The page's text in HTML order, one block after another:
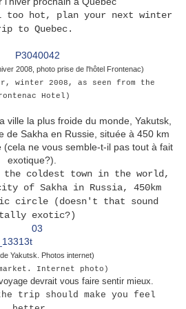
hot, plan your next winter
to Quebec.
2008, photo prise de l'hôtel Frontenac)
winter 2008, as seen from the
Hotel)
ville la plus froide du monde, Yakutsk,
de Sakha en Russie, située à 450 km
ne vous semble-t-il pas tout à fait
exotique?).
coldest town in the world,
of Sakha in Russia, 450km
circle (doesn't that sound
exotic?)
Yakutsk. Photos internet)
Internet photo)
devrait vous faire sentir mieux.
trip should make you feel